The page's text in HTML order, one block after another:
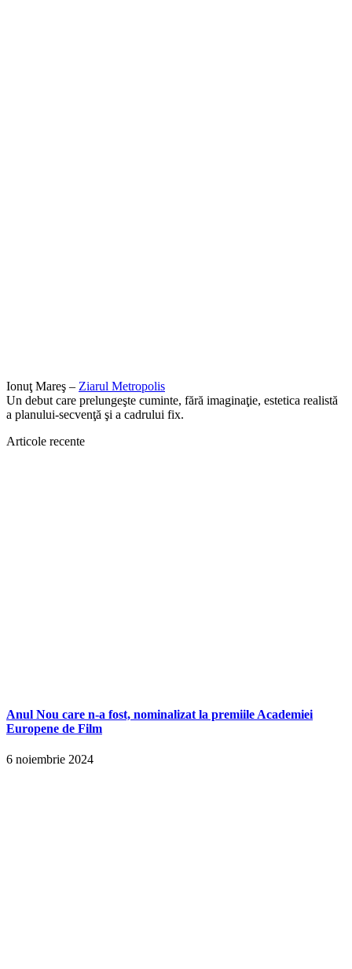
Ionuţ Mareş – Ziarul Metropolis
Un debut care prelungeşte cuminte, fără imaginaţie, estetica realistă
a planului-secvenţă şi a cadrului fix.
Articole recente
Anul Nou care n-a fost, nominalizat la premiile Academiei
Europene de Film
6 noiembrie 2024